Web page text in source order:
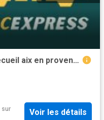
location appartement beaurecueil aix en provence 1 pièce 12 m2 bouches du rhone 13100 450 € / mois
sur
Voir les détails